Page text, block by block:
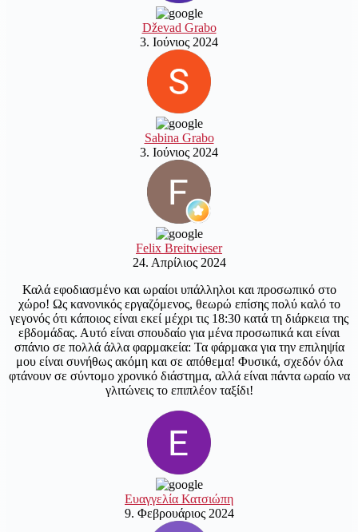
Dževad Grabo
3. Ιούνιος 2024
Sabina Grabo
3. Ιούνιος 2024
Felix Breitwieser
24. Απρίλιος 2024
Καλά εφοδιασμένο και ωραίοι υπάλληλοι και προσωπικό στο
χώρο! Ως κανονικός εργαζόμενος, θεωρώ επίσης πολύ καλό το
γεγονός ότι κάποιος είναι εκεί μέχρι τις 18:30 κατά τη διάρκεια της
εβδομάδας. Αυτό είναι σπουδαίο για μένα προσωπικά και είναι
σπάνιο σε πολλά άλλα φαρμακεία: Τα φάρμακα για την επιληψία
μου είναι συνήθως ακόμη και σε απόθεμα! Φυσικά, σχεδόν όλα
φτάνουν σε σύντομο χρονικό διάστημα, αλλά είναι πάντα ωραίο να
γλιτώνεις το επιπλέον ταξίδι!
Ευαγγελία Κατσιώπη
9. Φεβρουάριος 2024